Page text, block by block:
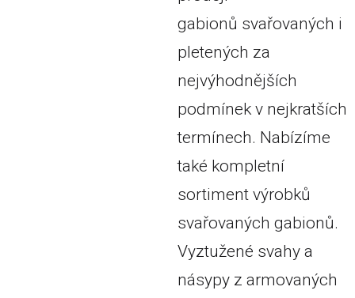
gabionů svařovaných i
pletených za
nejvýhodnějších
podmínek v nejkratších
termínech. Nabízíme
také kompletní
sortiment výrobků
svařovaných gabionů.
Vyztužené svahy a
násypy z armovaných